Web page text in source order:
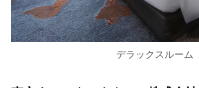
デラックスルーム